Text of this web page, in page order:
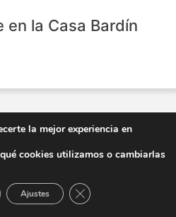
en la Casa Bardín
la mejor experiencia en
cookies utilizamos o cambiarlas
Ajustes Cerrar el banner de